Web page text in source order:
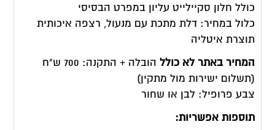
כולל חלון סקיילייט עליון במפרט הבסיסי
כלול במחיר: דלת מתכת עם מנעול, רצפה איכותית
תוצרת איטליה​
המחיר באתר לא כולל
הובלה + התקנה: 700 ש"ח
(תשלום ישירות מול מתקין)
צבע פרופיל: לבן או שחור
תוספות אפשריות: